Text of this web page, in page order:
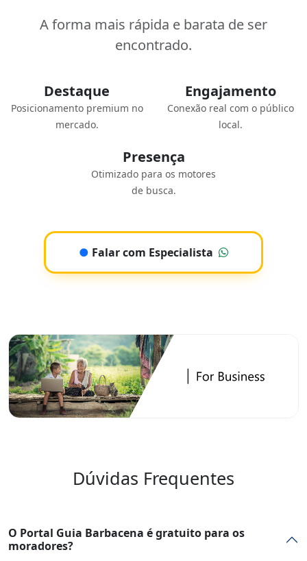
A forma mais rápida e barata de ser
encontrado.
Destaque
Posicionamento premium no
mercado.
Engajamento
Conexão real com o público
local.
Presença
Otimizado para os motores
de busca.
● Falar com Especialista
Dúvidas Frequentes
O Portal Guia Barbacena é gratuito para os
moradores?